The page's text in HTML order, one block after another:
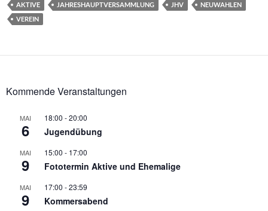
AKTIVE JAHRESHAUPTVERSAMMLUNG JHV
NEUWAHLEN
VEREIN
Kommende Veranstaltungen
MAI
6
18:00 -20:00
Jugendübung
MAI
9
15:00 - 17:00
Fototermin Aktive und Ehemalige
MAI
9
17:00 -23:59
Kommersabend